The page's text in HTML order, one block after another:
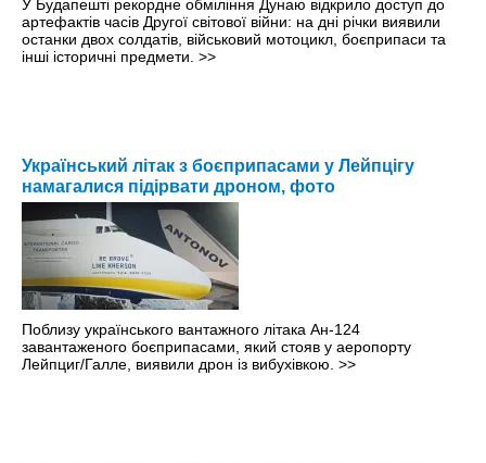
У Будапешті рекордне обміління Дунаю відкрило доступ до
артефактів часів Другої світової війни: на дні річки виявили
останки двох солдатів, військовий мотоцикл, боєприпаси та
інші історичні предмети. >>
Український літак з боєприпасами у Лейпцігу
намагалися підірвати дроном, фото
Поблизу українського вантажного літака Ан-124
завантаженого боєприпасами, який стояв у аеропорту
Лейпциг/Галле, виявили дрон із вибухівкою. >>